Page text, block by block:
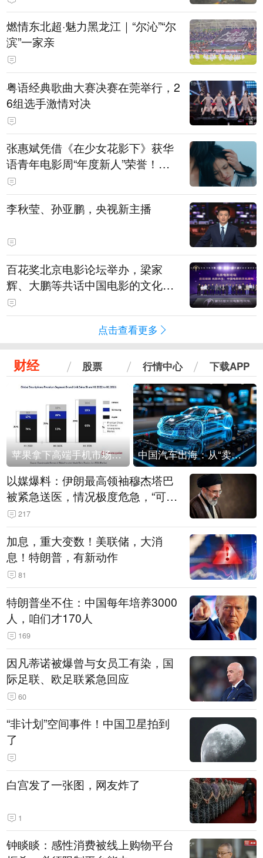
燃情东北超·魅力黑龙江｜“尔沁”“尔
滨”一家亲
粤语经典歌曲大赛决赛在莞举行，2
6组选手激情对决
张惠斌凭借《在少女花影下》获华
语青年电影周“年度新人”荣誉！该
电影全程在广州取景，采用粤语对
白，主演均为广州本土演员
李秋莹、孙亚鹏，央视新主播
百花奖北京电影论坛举办，梁家
辉、大鹏等共话中国电影的文化建
构
点击查看更多
财经 股票 行情中心 下载APP
苹果拿下高端手机市场65%的份额：iPhone 17系列功不可没 中国汽车出海：从“卖出去”到“走进去”
以媒爆料：伊朗最高领袖穆杰塔巴
被紧急送医，情况极度危急，“可能
随时会死去”
217
加息，重大变数！美联储，大消
息！特朗普，有新动作
81
特朗普坐不住：中国每年培养3000
人，咱们才170人
169
因凡蒂诺被爆曾与女员工有染，国
际足联、欧足联紧急回应
60
“非计划”空间事件！中国卫星拍到
了
白宫发了一张图，网友炸了
1
钟睒睒：感性消费被线上购物平台